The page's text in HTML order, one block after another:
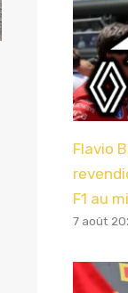
Flavio
F1 au
7 août